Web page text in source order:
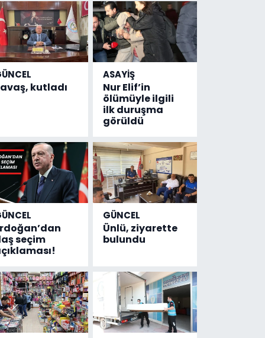
kutladı
ASAYİŞ
Nur Elif’in
ölümüyle ilgili
ilk duruşma
görüldü
seçim
GÜNCEL
Ünlü, ziyarette
bulundu